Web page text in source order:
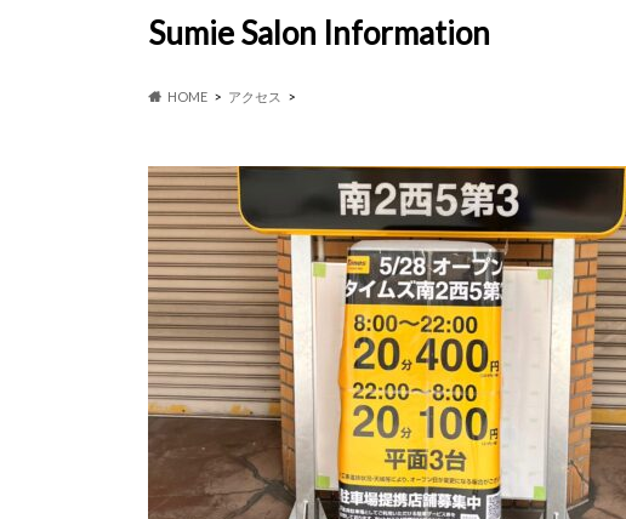
Sumie Salon Information
HOME アクセス